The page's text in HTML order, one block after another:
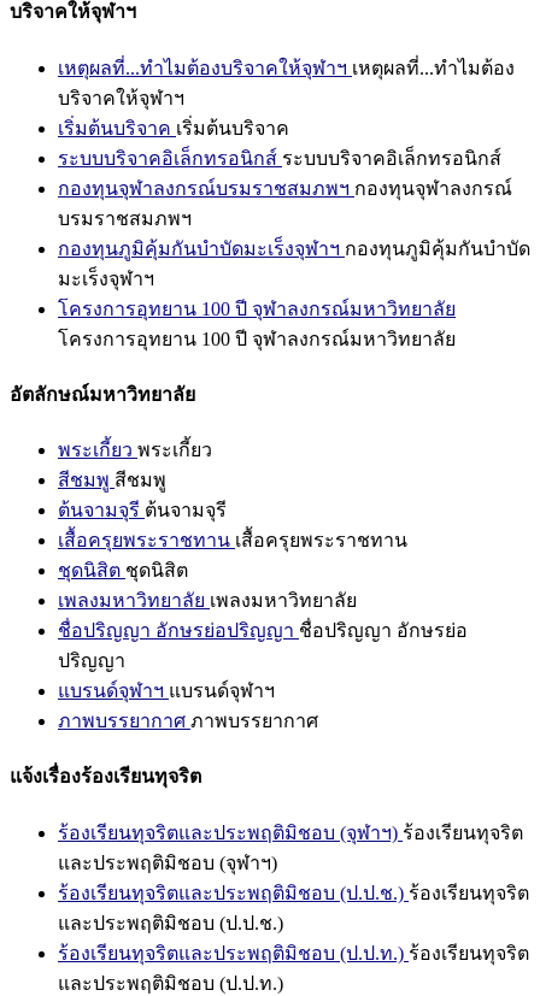
บริจาคให้จุฬาฯ
เหตุผลที่...ทำไมต้องบริจาคให้จุฬาฯ เหตุผลที่...ทำไมต้อง
บริจาคให้จุฬาฯ
เริ่มต้นบริจาค เริ่มต้นบริจาค
ระบบบริจาคอิเล็กทรอนิกส์ ระบบบริจาคอิเล็กทรอนิกส์
กองทุนจุฬาลงกรณ์บรมราชสมภพฯ กองทุนจุฬาลงกรณ์
บรมราชสมภพฯ
กองทุนภูมิคุ้มกันบำบัดมะเร็งจุฬาฯ กองทุนภูมิคุ้มกันบำบัด
มะเร็งจุฬาฯ
โครงการอุทยาน 100 ปี จุฬาลงกรณ์มหาวิทยาลัย
โครงการอุทยาน 100 ปี จุฬาลงกรณ์มหาวิทยาลัย
อัตลักษณ์มหาวิทยาลัย
พระเกี้ยว พระเกี้ยว
สีชมพู สีชมพู
ต้นจามจุรี ต้นจามจุรี
เสื้อครุยพระราชทาน เสื้อครุยพระราชทาน
ชุดนิสิต ชุดนิสิต
เพลงมหาวิทยาลัย เพลงมหาวิทยาลัย
ชื่อปริญญา อักษรย่อปริญญา ชื่อปริญญา อักษรย่อ
ปริญญา
แบรนด์จุฬาฯ แบรนด์จุฬาฯ
ภาพบรรยากาศ ภาพบรรยากาศ
แจ้งเรื่องร้องเรียนทุจริต
ร้องเรียนทุจริตและประพฤติมิชอบ (จุฬาฯ) ร้องเรียนทุจริต
และประพฤติมิชอบ (จุฬาฯ)
ร้องเรียนทุจริตและประพฤติมิชอบ (ป.ป.ช.) ร้องเรียนทุจริต
และประพฤติมิชอบ (ป.ป.ช.)
ร้องเรียนทุจริตและประพฤติมิชอบ (ป.ป.ท.) ร้องเรียนทุจริต
และประพฤติมิชอบ (ป.ป.ท.)